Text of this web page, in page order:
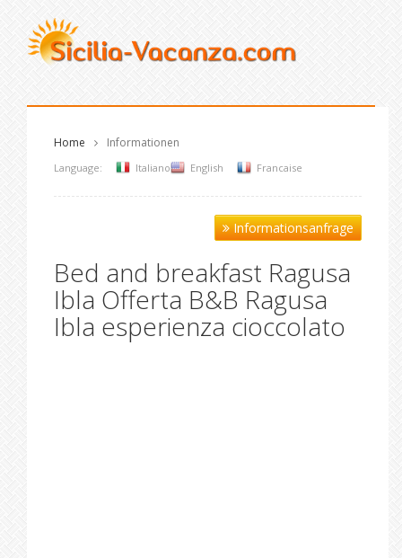
Home Informationen
Language: Italiano English Francaise
Informationsanfrage
Bed and breakfast Ragusa
Ibla Offerta B&B Ragusa
Ibla esperienza cioccolato